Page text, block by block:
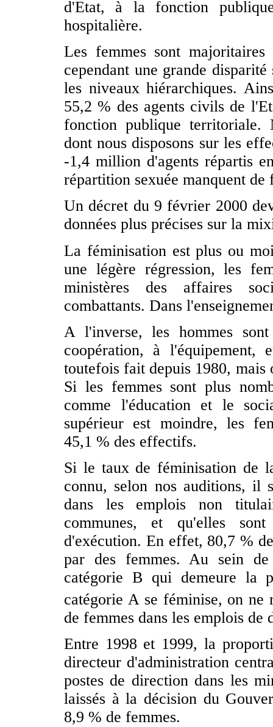
d'Etat, à la fonction
hospitalière.
Les femmes sont
cependant une grande
les niveaux hiérarchiques.
55,2 % des agents civils de
fonction publique territoriale.
dont nous disposons sur les
-1,4 million d'agents répartis
répartition sexuée manquent
Un décret du 9 février 2000
données plus précises sur la
La féminisation est plus ou
une légère régression, les
ministères des affaires
combattants. Dans
A l'inverse, les hommes
coopération, à
toutefois fait depuis 1980, mais
Si les femmes sont plus
comme l'éducation et le
supérieur est moindre, les
45,1 % des effectifs.
Si le taux de féminisation de
connu, selon nos auditions, il
dans les emplois non
communes, et qu'elles
d'exécution. En effet, 80,7 %
par des femmes. Au sein
catégorie B qui demeure la
catégorie A se féminise, on ne
de femmes dans les emplois
Entre 1998 et 1999, la
directeur d'administration
postes de direction dans les
laissés à la décision du
8,9 % de femmes.